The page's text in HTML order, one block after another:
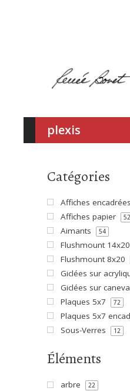
plexis
Catégories
Affiches encadrées
Affiches papier
52
Aimants 54
Flushmount 14x20
Flushmount 8x20
Giclées sur
Giclées sur
Plaques 5x7 72
Plaques 5x7
Sous-Verres 12
Éléments
arbre 22